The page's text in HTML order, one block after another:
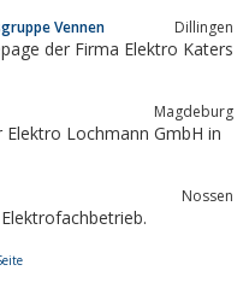
Vennen Dillingen
der Firma Elektro Katers
Magdeburg
Lochmann GmbH in
Nossen
GmbH Nossen, Ihr Elektrofachbetrieb.